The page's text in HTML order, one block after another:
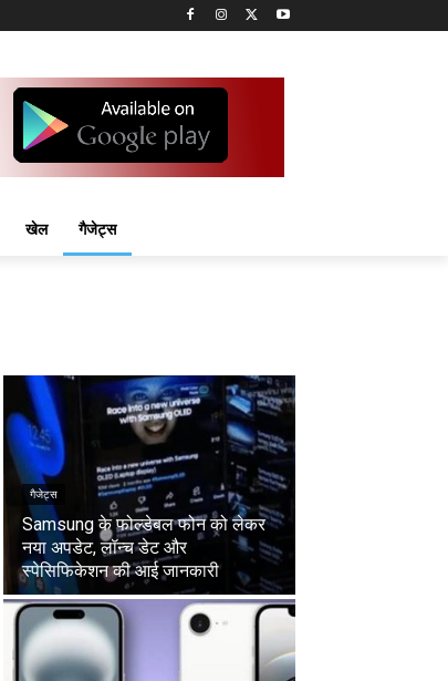
खेल गैजेट्स
गैजेट्स
Samsung के फोल्डेबल फोन को लेकर
नया अपडेट, लॉन्च डेट और
स्पेसिफिकेशन की आई जानकारी